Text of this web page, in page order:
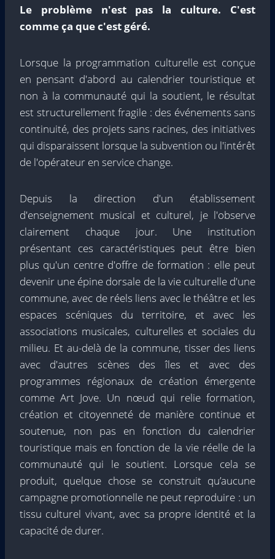
Le problème n'est pas la culture. C'est
comme ça que c'est géré.
Lorsque la programmation culturelle est conçue
en pensant d'abord au calendrier touristique et
non à la communauté qui la soutient, le résultat
est structurellement fragile : des événements sans
continuité, des projets sans racines, des initiatives
qui disparaissent lorsque la subvention ou l'intérêt
de l'opérateur en service change.
Depuis la direction d'un établissement
d'enseignement musical et culturel, je l'observe
clairement chaque jour. Une institution
présentant ces caractéristiques peut être bien
plus qu'un centre d'offre de formation : elle peut
devenir une épine dorsale de la vie culturelle d'une
commune, avec de réels liens avec le théâtre et les
espaces scéniques du territoire, et avec les
associations musicales, culturelles et sociales du
milieu. Et au-delà de la commune, tisser des liens
avec d'autres scènes des îles et avec des
programmes régionaux de création émergente
comme Art Jove. Un nœud qui relie formation,
création et citoyenneté de manière continue et
soutenue, non pas en fonction du calendrier
touristique mais en fonction de la vie réelle de la
communauté qui le soutient. Lorsque cela se
produit, quelque chose se construit qu’aucune
campagne promotionnelle ne peut reproduire : un
tissu culturel vivant, avec sa propre identité et la
capacité de durer.